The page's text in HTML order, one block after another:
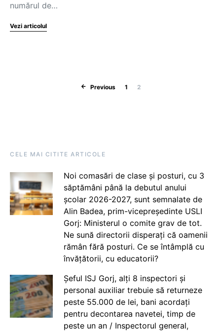
numărul de…
Vezi articolul
Posts pagination
Previous 1 2
CELE MAI CITITE ARTICOLE
Noi comasări de clase și posturi, cu 3
săptămâni până la debutul anului
școlar 2026-2027, sunt semnalate de
Alin Badea, prim-vicepreședinte USLI
Gorj: Ministerul o comite grav de tot.
Ne sună directorii disperați că oamenii
rămân fără posturi. Ce se întâmplă cu
învățătorii, cu educatorii?
Șeful ISJ Gorj, alți 8 inspectori și
personal auxiliar trebuie să returneze
peste 55.000 de lei, bani acordați
pentru decontarea navetei, timp de
peste un an / Inspectorul general,